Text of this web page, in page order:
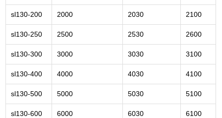
sl130-200 2000 2030 2100
sl130-250 2500 2530 2600
sl130-300 3000 3030 3100
sl130-400 4000 4030 4100
sl130-500 5000 5030 5100
sl130-600 6000 6030 6100